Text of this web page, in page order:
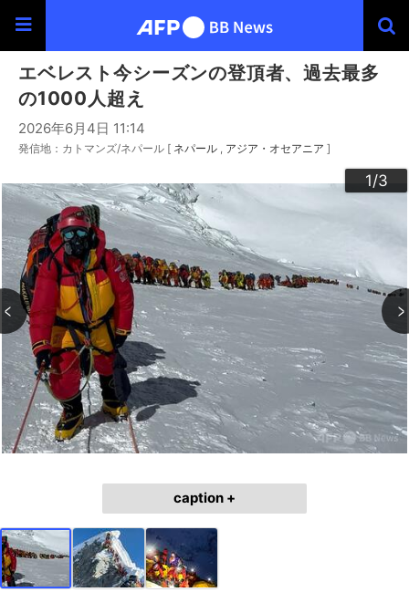
エベレスト今シーズンの登頂者、過去最多
の1000人超え
2026年6月4日 11:14
発信地：カトマンズ/ネパール [ ネパール アジア・オセアニア ]
1/3
2/3
3/3
caption +